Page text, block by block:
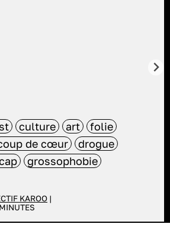
culture art
folie
de cœur
drogue
grossophobie
KAROO |
MINUTES